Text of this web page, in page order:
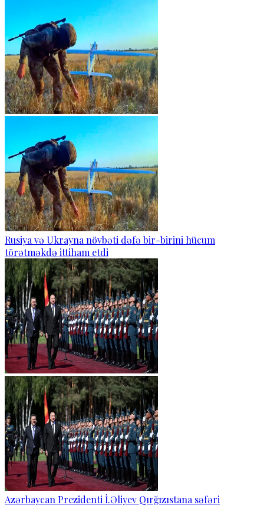
Rusiya və Ukrayna növbəti dəfə bir-birini hücum
törətməkdə ittiham etdi
Azərbaycan Prezidenti İ.Əliyev Qırğızıstana səfəri